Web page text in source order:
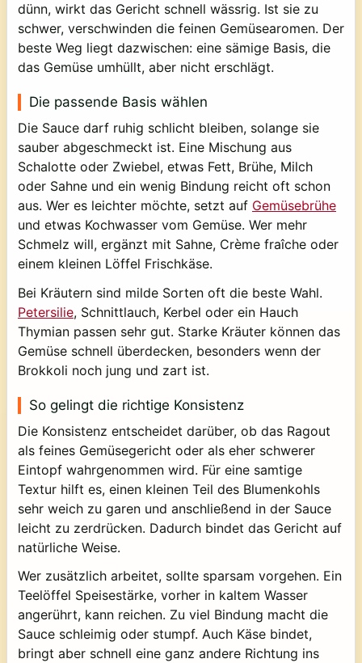
dünn, wirkt das Gericht schnell wässrig. Ist sie zu
schwer, verschwinden die feinen Gemüsearomen. Der
beste Weg liegt dazwischen: eine sämige Basis, die
das Gemüse umhüllt, aber nicht erschlägt.
Die passende Basis wählen
Die Sauce darf ruhig schlicht bleiben, solange sie
sauber abgeschmeckt ist. Eine Mischung aus
Schalotte oder Zwiebel, etwas Fett, Brühe, Milch
oder Sahne und ein wenig Bindung reicht oft schon
aus. Wer es leichter möchte, setzt auf Gemüsebrühe
und etwas Kochwasser vom Gemüse. Wer mehr
Schmelz will, ergänzt mit Sahne, Crème fraîche oder
einem kleinen Löffel Frischkäse.
Bei Kräutern sind milde Sorten oft die beste Wahl.
Petersilie, Schnittlauch, Kerbel oder ein Hauch
Thymian passen sehr gut. Starke Kräuter können das
Gemüse schnell überdecken, besonders wenn der
Brokkoli noch jung und zart ist.
So gelingt die richtige Konsistenz
Die Konsistenz entscheidet darüber, ob das Ragout
als feines Gemüsegericht oder als eher schwerer
Eintopf wahrgenommen wird. Für eine samtige
Textur hilft es, einen kleinen Teil des Blumenkohls
sehr weich zu garen und anschließend in der Sauce
leicht zu zerdrücken. Dadurch bindet das Gericht auf
natürliche Weise.
Wer zusätzlich arbeitet, sollte sparsam vorgehen. Ein
Teelöffel Speisestärke, vorher in kaltem Wasser
angerührt, kann reichen. Zu viel Bindung macht die
Sauce schleimig oder stumpf. Auch Käse bindet,
bringt aber schnell eine ganz andere Richtung ins